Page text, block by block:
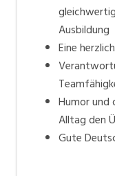
Ausbildung
Eine
Humor und
Alltag den
Gute